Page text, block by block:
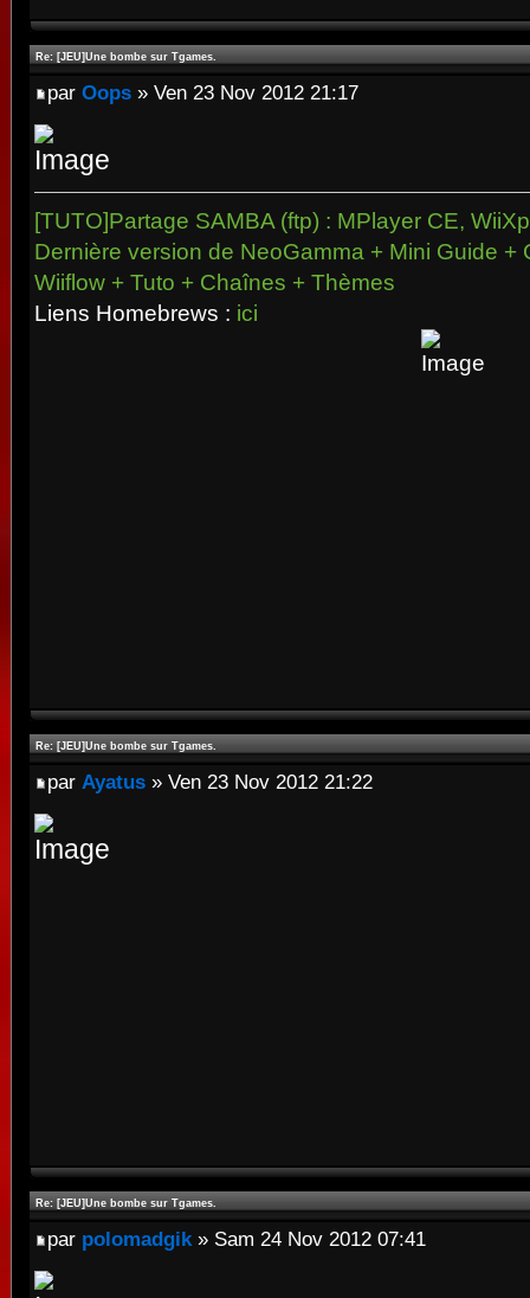
Re: [JEU]Une bombe sur Tgames.
par Oops » Ven 23 Nov 2012 21:17
[TUTO]Partage SAMBA (ftp) : MPlayer CE,
Dernière version de NeoGamma + Mini Guide +
Wiiflow + Tuto + Chaînes + Thèmes
Liens Homebrews : ici
Re: [JEU]Une bombe sur Tgames.
par Ayatus » Ven 23 Nov 2012 21:22
Re: [JEU]Une bombe sur Tgames.
par polomadgik » Sam 24 Nov 2012 07:41